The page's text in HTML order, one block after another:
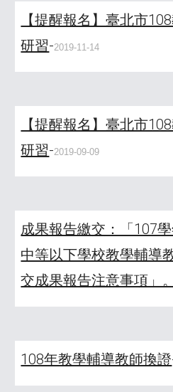
【提醒報名】臺北市
研習-2019-11-14
【提醒報名】臺北市
研習-2019-09-09
成果報告繳交：「107
中等以下學校教學輔導
交成果報告注意事項」。
108年教學輔導教師換證